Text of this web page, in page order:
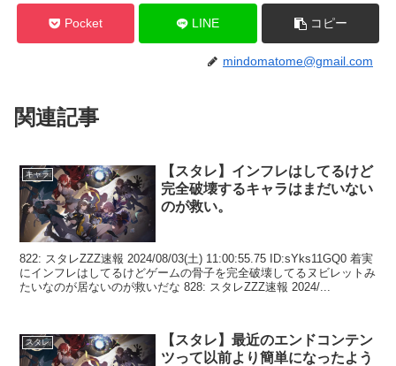
Pocket LINE コピー
mindomatome@gmail.com
関連記事
キャラ
【スタレ】インフレはしてるけど
完全破壊するキャラはまだいない
のが救い。
822: スタレZZZ速報 2024/08/03(土) 11:00:55.75 ID:sYks11GQ0 着実
にインフレはしてるけどゲームの骨子を完全破壊してるヌビレットみ
たいなのが居ないのが救いだな 828: スタレZZZ速報 2024/...
スタレ
【スタレ】最近のエンドコンテン
ツって以前より簡単になったよう